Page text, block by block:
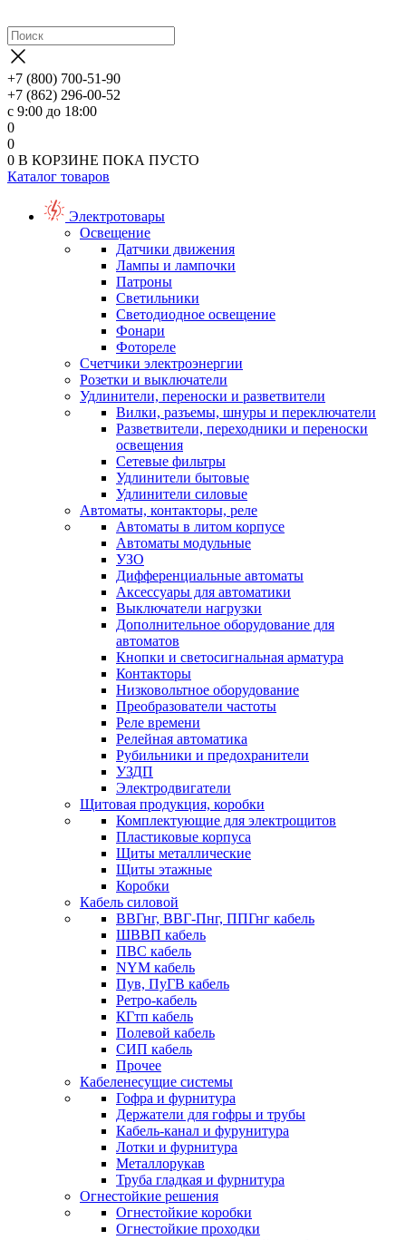
+7 (800) 700-51-90
+7 (862) 296-00-52
с 9:00 до 18:00
0
0
0 В КОРЗИНЕ ПОКА ПУСТО
Каталог товаров
Электротовары
Освещение
Датчики движения
Лампы и лампочки
Патроны
Светильники
Светодиодное освещение
Фонари
Фотореле
Счетчики электроэнергии
Розетки и выключатели
Удлинители, переноски и разветвители
Вилки, разъемы, шнуры и переключатели
Разветвители, переходники и переноски
освещения
Сетевые фильтры
Удлинители бытовые
Удлинители силовые
Автоматы, контакторы, реле
Автоматы в литом корпусе
Автоматы модульные
УЗО
Дифференциальные автоматы
Аксессуары для автоматики
Выключатели нагрузки
Дополнительное оборудование для
автоматов
Кнопки и светосигнальная арматура
Контакторы
Низковольтное оборудование
Преобразователи частоты
Реле времени
Релейная автоматика
Рубильники и предохранители
УЗДП
Электродвигатели
Щитовая продукция, коробки
Комплектующие для электрощитов
Пластиковые корпуса
Щиты металлические
Щиты этажные
Коробки
Кабель силовой
ВВГнг, ВВГ-Пнг, ППГнг кабель
ШВВП кабель
ПВС кабель
NYM кабель
Пув, ПуГВ кабель
Ретро-кабель
КГтп кабель
Полевой кабель
СИП кабель
Прочее
Кабеленесущие системы
Гофра и фурнитура
Держатели для гофры и трубы
Кабель-канал и фурунитура
Лотки и фурнитура
Металлорукав
Труба гладкая и фурнитура
Огнестойкие решения
Огнестойкие коробки
Огнестойкие проходки